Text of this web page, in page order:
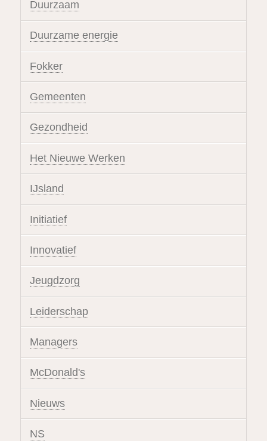
Duurzaam
Duurzame energie
Fokker
Gemeenten
Gezondheid
Het Nieuwe Werken
IJsland
Initiatief
Innovatief
Jeugdzorg
Leiderschap
Managers
McDonald's
Nieuws
NS